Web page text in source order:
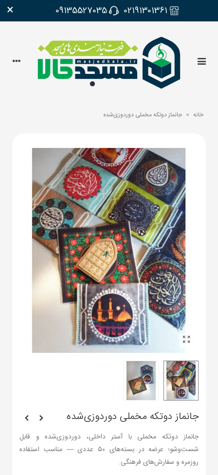
02191301361
09135527035
×
خانه > جانماز دو‌تکه مخملی دوردوزی‌شده
جانماز دو‌تکه مخملی دوردوزی‌شده
جانماز دو‌تکه مخملی با آستر داخلی، دوردوزی‌شده و قابل
شست‌وشو؛ عرضه در بسته‌های ۵۰ عددی — مناسب استفاده
روزمره و سفارش‌های فرهنگی.